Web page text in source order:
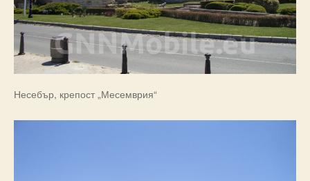
Несебър, крепост „Месемврия“